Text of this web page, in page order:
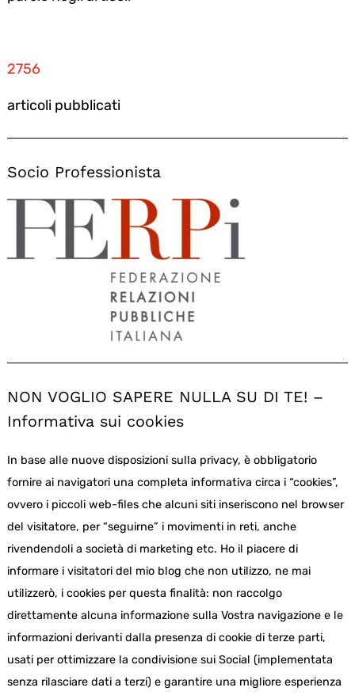
2756
articoli pubblicati
Socio Professionista
NON VOGLIO SAPERE NULLA SU DI TE! –
Informativa sui cookies
In base alle nuove disposizioni sulla privacy, è obbligatorio
fornire ai navigatori una completa informativa circa i “cookies”,
ovvero i piccoli web-files che alcuni siti inseriscono nel browser
del visitatore, per “seguirne” i movimenti in reti, anche
rivendendoli a società di marketing etc. Ho il piacere di
informare i visitatori del mio blog che non utilizzo, ne mai
utilizzerò, i cookies per questa finalità: non raccolgo
direttamente alcuna informazione sulla Vostra navigazione e le
informazioni derivanti dalla presenza di cookie di terze parti,
usati per ottimizzare la condivisione sui Social (implementata
senza rilasciare dati a terzi) e garantire una migliore esperienza